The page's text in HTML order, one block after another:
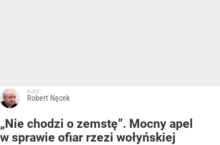
Autor:
Robert Nęcek
„Nie chodzi o zemstę”. Mocny apel
w sprawie ofiar rzezi wołyńskiej